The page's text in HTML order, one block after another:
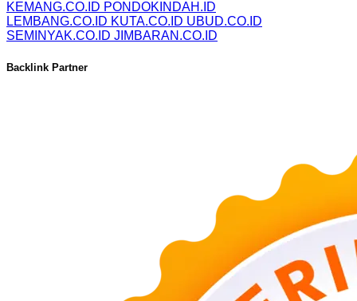
KEMANG.CO.ID PONDOKINDAH.ID
LEMBANG.CO.ID KUTA.CO.ID UBUD.CO.ID
SEMINYAK.CO.ID JIMBARAN.CO.ID
Backlink Partner